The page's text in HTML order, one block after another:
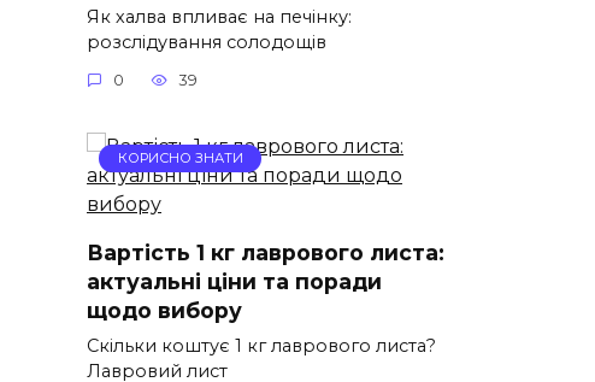
Як халва впливає на печінку:
розслідування солодощів
0 39
КОРИСНО ЗНАТИ
Вартість 1 кг лаврового листа:
актуальні ціни та поради
щодо вибору
Скільки коштує 1 кг лаврового листа?
Лавровий лист